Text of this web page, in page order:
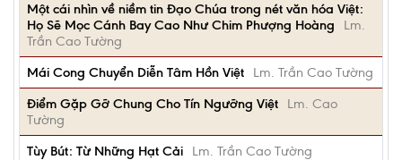
Một cái nhìn về niềm tin Đạo Chúa trong nét văn hóa Việt:
Họ Sẽ Mọc Cánh Bay Cao Như Chim Phượng Hoàng
Lm.
Trần Cao Tường
Mái Cong Chuyển Diễn Tâm Hồn Việt
Lm. Trần Cao Tường
Điểm Gặp Gỡ Chung Cho Tín Ngưỡng Việt
Lm. Cao
Tường
Tùy Bút: Từ Những Hạt Cải
Lm. Trần Cao Tường